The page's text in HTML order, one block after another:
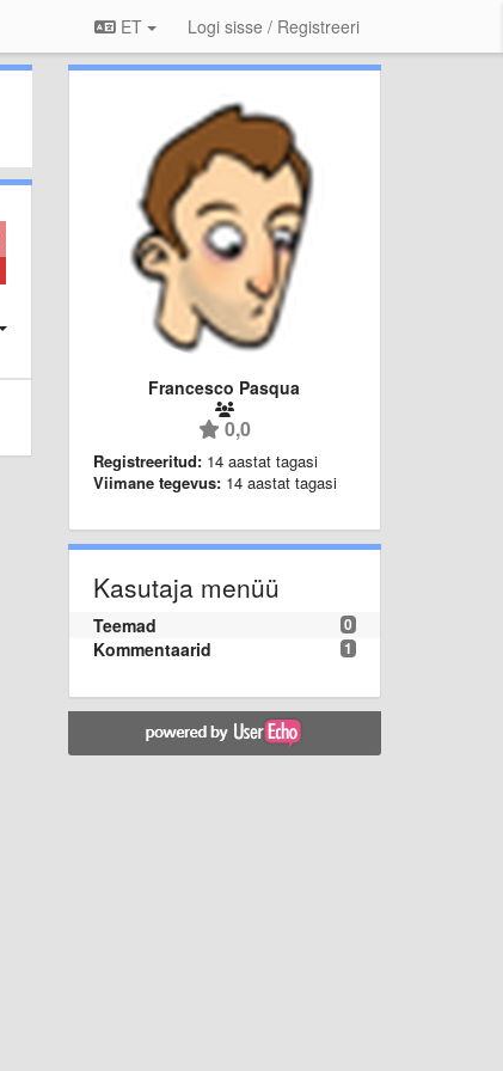
ET Logi sisse / Registreeri
Francesco Pasqua
0,0
Registreeritud: 14 aastat tagasi
Viimane tegevus: 14 aastat tagasi
Kasutaja menüü
0
Teemad
1
Kommentaarid